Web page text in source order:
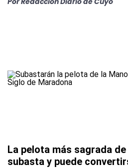
La pelota más sagrada
subasta y puede